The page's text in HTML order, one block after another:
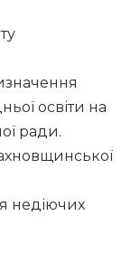
освіти на
ради.
недіючих